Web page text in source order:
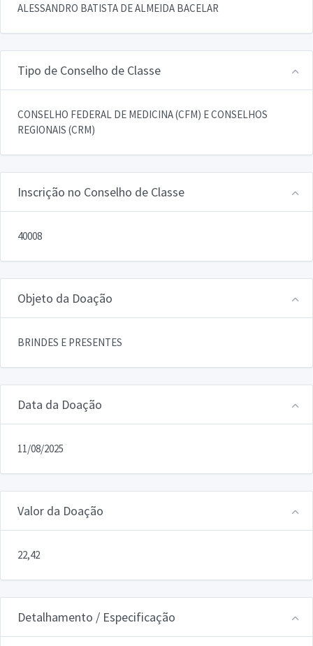
ALESSANDRO BATISTA DE ALMEIDA BACELAR
Tipo de Conselho de Classe
CONSELHO FEDERAL DE MEDICINA (CFM) E CONSELHOS
REGIONAIS (CRM)
Inscrição no Conselho de Classe
40008
Objeto da Doação
BRINDES E PRESENTES
Data da Doação
11/08/2025
Valor da Doação
22,42
Detalhamento / Especificação